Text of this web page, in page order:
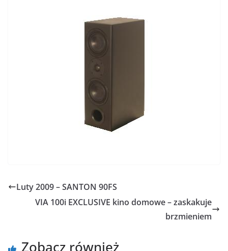
Luty 2009 – SANTON 90FS
VIA 100i EXCLUSIVE kino domowe – zaskakuje
brzmieniem
Zobacz również